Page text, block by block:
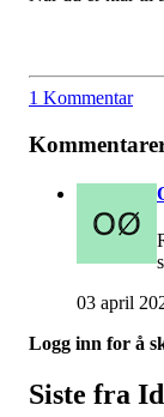
1 Kommentar
03 april
Logg inn for å
Siste fra